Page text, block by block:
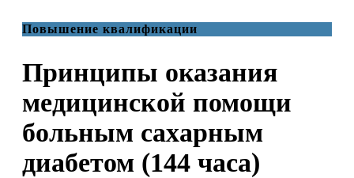
Повышение квалификации
Принципы оказания
медицинской помощи
больным сахарным
диабетом (144 часа)